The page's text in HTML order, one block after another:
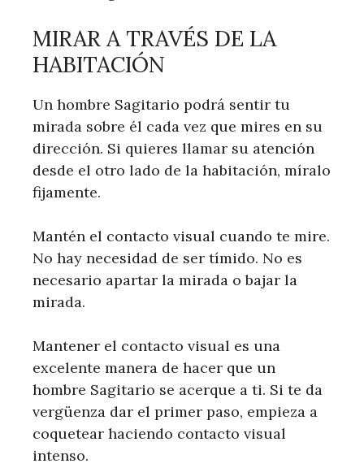
MIRAR A TRAVÉS DE LA
HABITACIÓN
Un hombre Sagitario podrá sentir tu
mirada sobre él cada vez que mires en su
dirección. Si quieres llamar su atención
desde el otro lado de la habitación, míralo
fijamente.
Mantén el contacto visual cuando te mire.
No hay necesidad de ser tímido. No es
necesario apartar la mirada o bajar la
mirada.
Mantener el contacto visual es una
excelente manera de hacer que un
hombre Sagitario se acerque a ti. Si te da
vergüenza dar el primer paso, empieza a
coquetear haciendo contacto visual
intenso.